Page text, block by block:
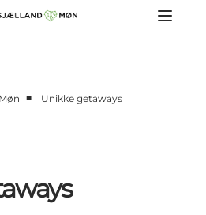
■ Unikke getaways